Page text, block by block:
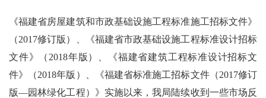
《福建省房屋建筑和市政基础设施工程标准施工招标文件》
（2017修订版）、《福建省市政基础设施工程标准设计招标
文件》（2018年版）、《福建省建筑工程标准设计招标文
件》（2018年版）、《福建省标准施工招标文件（2017修订
版—园林绿化工程）》实施以来，我局陆续收到一些市场反